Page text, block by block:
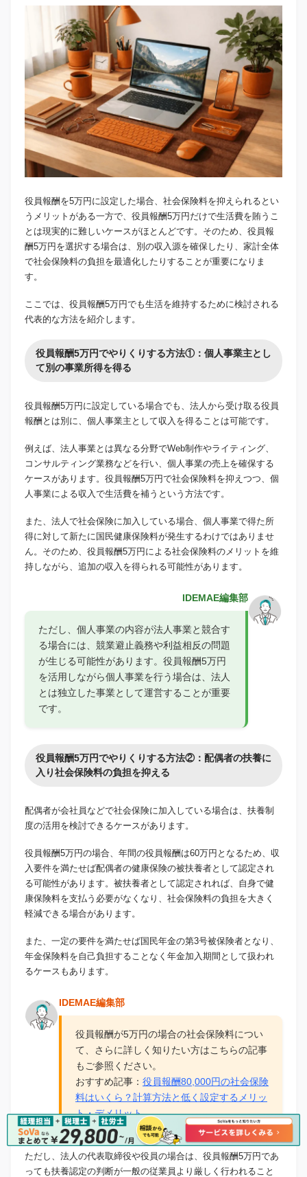
役員報酬を5万円に設定した場合、社会保険料を抑えられるとい
うメリットがある一方で、役員報酬5万円だけで生活費を賄うこ
とは現実的に難しいケースがほとんどです。そのため、役員報
酬5万円を選択する場合は、別の収入源を確保したり、家計全体
で社会保険料の負担を最適化したりすることが重要になりま
す。
ここでは、役員報酬5万円でも生活を維持するために検討される
代表的な方法を紹介します。
役員報酬5万円でやりくりする方法①：個人事業主とし
て別の事業所得を得る
役員報酬5万円に設定している場合でも、法人から受け取る役員
報酬とは別に、個人事業主として収入を得ることは可能です。
例えば、法人事業とは異なる分野でWeb制作やライティング、
コンサルティング業務などを行い、個人事業の売上を確保する
ケースがあります。役員報酬5万円で社会保険料を抑えつつ、個
人事業による収入で生活費を補うという方法です。
また、法人で社会保険に加入している場合、個人事業で得た所
得に対して新たに国民健康保険料が発生するわけではありませ
ん。そのため、役員報酬5万円による社会保険料のメリットを維
持しながら、追加の収入を得られる可能性があります。
IDEMAE編集部
ただし、個人事業の内容が法人事業と競合す
る場合には、競業避止義務や利益相反の問題
が生じる可能性があります。役員報酬5万円
を活用しながら個人事業を行う場合は、法人
とは独立した事業として運営することが重要
です。
役員報酬5万円でやりくりする方法②：配偶者の扶養に
入り社会保険料の負担を抑える
配偶者が会社員などで社会保険に加入している場合は、扶養制
度の活用を検討できるケースがあります。
役員報酬5万円の場合、年間の役員報酬は60万円となるため、収
入要件を満たせば配偶者の健康保険の被扶養者として認定され
る可能性があります。被扶養者として認定されれば、自身で健
康保険料を支払う必要がなくなり、社会保険料の負担を大きく
軽減できる場合があります。
また、一定の要件を満たせば国民年金の第3号被保険者となり、
年金保険料を自己負担することなく年金加入期間として扱われ
るケースもあります。
IDEMAE編集部
役員報酬が5万円の場合の社会保険料につい
て、さらに詳しく知りたい方はこちらの記事
もご参照ください。
おすすめ記事： 役員報酬80,000円の社会保険
料はいくら？計算方法と低く設定するメリッ
ト・デメリット
ただし、法人の代表取締役や役員の場合は、役員報酬5万円であ
っても扶養認定の判断が一般の従業員より厳しく行われること